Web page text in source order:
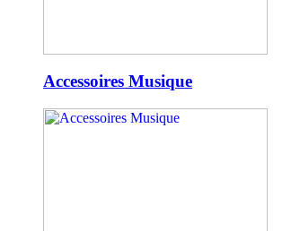
Accessoires Musique